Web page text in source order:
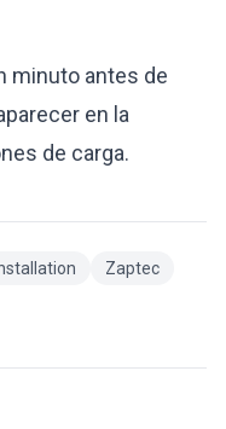
minuto antes de
en la
de carga.
Zaptec